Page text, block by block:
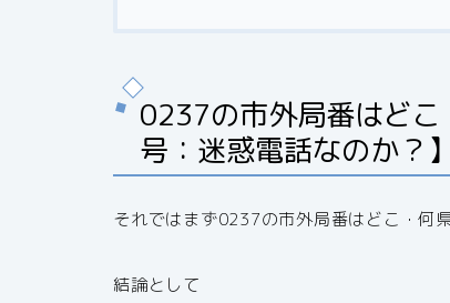
0237の市外局番はど
号：迷惑電話なのか？】
それではまず0237の市外局番はどこ・何
結論として